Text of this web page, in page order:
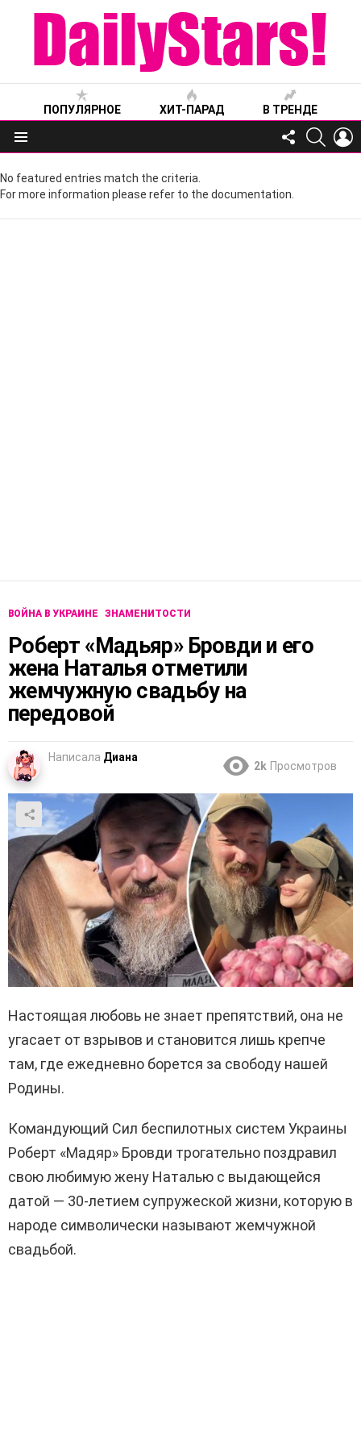
ПОПУЛЯРНОЕ ХИТ-ПАРАД В ТРЕНДЕ
Меню
FOLLOW
US
No featured entries match the criteria.
For more information please refer to the documentation.
ВОЙНА В УКРАИНЕ ЗНАМЕНИТОСТИ
Роберт «Мадьяр» Бровди и его
жена Наталья отметили
жемчужную свадьбу на
передовой
Написала Диана
2k Просмотров
Настоящая любовь не знает препятствий, она не
угасает от взрывов и становится лишь крепче
там, где ежедневно борется за свободу нашей
Родины.
Командующий Сил беспилотных систем Украины
Роберт «Мадяр» Бровди трогательно поздравил
свою любимую жену Наталью с выдающейся
датой — 30-летием супружеской жизни, которую в
народе символически называют жемчужной
свадьбой.